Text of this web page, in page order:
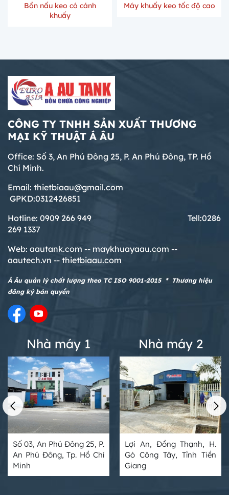
Bồn nấu keo có cánh
khuấy
Máy khuấy keo tốc độ cao
CÔNG TY TNHH SẢN XUẤT THƯƠNG
MẠI KỸ THUẬT Á ÂU
Office: Số 3, An Phú Đông 25, P. An Phú Đông, TP. Hồ
Chí Minh.
Email: thietbiaau@gmail.com
GPKD:0312426851
Hotline: 0909 266 949 Tell:0286
269 1337
Web: aautank.com -- maykhuayaau.com --
aautech.vn -- thietbiaau.com
Á Âu quản lý chất lượng theo TC ISO 9001-2015 * Thương hiệu
đăng ký bản quyền
Nhà máy 1
Số 03, An Phú Đông 25, P.
An Phú Đông, Tp. Hồ Chí
Minh
Nhà máy 2
Lợi An, Đồng Thạnh, H.
Gò Công Tây, Tỉnh Tiền
Giang